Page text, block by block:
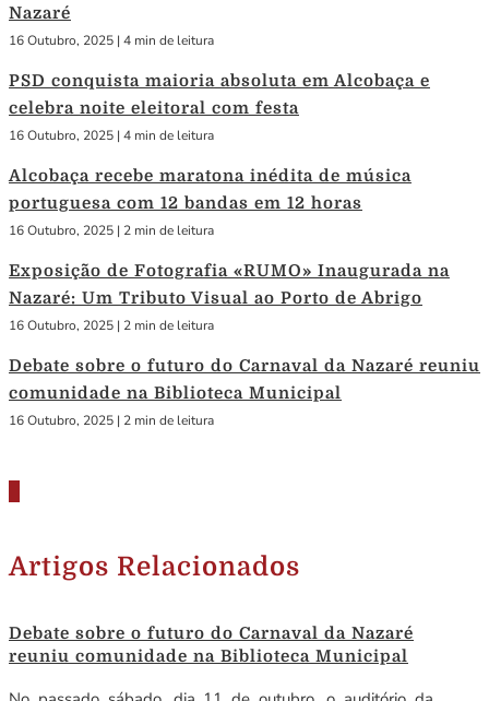
Nazaré
16 Outubro, 2025 | 4 min de leitura
PSD conquista maioria absoluta em Alcobaça e
celebra noite eleitoral com festa
16 Outubro, 2025 | 4 min de leitura
Alcobaça recebe maratona inédita de música
portuguesa com 12 bandas em 12 horas
16 Outubro, 2025 | 2 min de leitura
Exposição de Fotografia «RUMO» Inaugurada na
Nazaré: Um Tributo Visual ao Porto de Abrigo
16 Outubro, 2025 | 2 min de leitura
Debate sobre o futuro do Carnaval da Nazaré reuniu
comunidade na Biblioteca Municipal
16 Outubro, 2025 | 2 min de leitura
Artigos Relacionados
Debate sobre o futuro do Carnaval da Nazaré
reuniu comunidade na Biblioteca Municipal